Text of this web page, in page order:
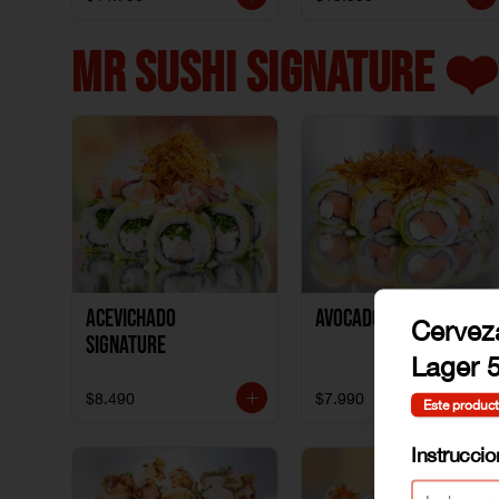
MR SUSHI SIGNATURE ❤️
ACEVICHADO
SIGNATURE
$8.490
AVOCADO NIKKEI
$7.990
Lager
Este